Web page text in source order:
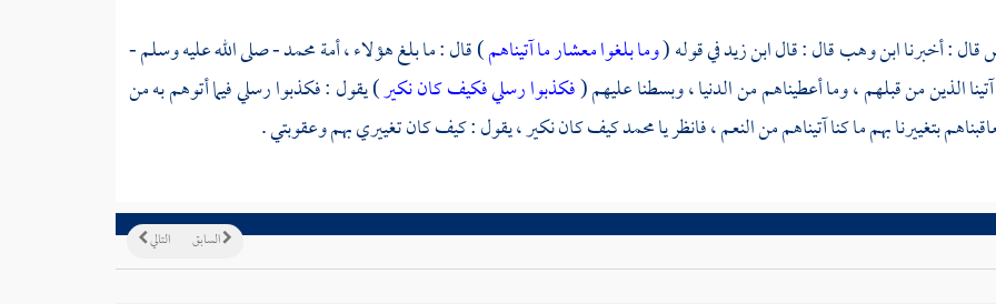
قال : أخبرناابن وهبقال : قالابن زيدفي قوله (وما بلغوا معشار ما آتيناهم) قال : ما بلغ هؤلاء ، أمةمحمد- صلى الله عليه وسلم -
الذين من قبلهم ، وما أعطيناهم من الدنيا ، وبسطنا عليهم (فكذبوا رسلي فكيف كان نكير) يقول : فكذبوا رسلي فيما أتوهم به من
بتغييرنا بهم ما كنا آتيناهم من النعم ، فانظر يا محمد كيف كان نكير ، يقول : كيف كان تغييري بهم وعقوبتي .
التالي السابق